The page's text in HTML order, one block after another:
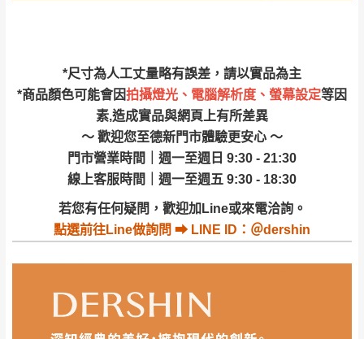
*尺寸為人工丈量略有誤差，請以實品為主
*商品顏色可能會因拍攝燈光、電腦解析度、螢幕設定等因
素,造成實品與網頁上有所差異
～ 歡迎您至德新門市體驗更安心 ～
門市營業時間｜週一至週日 9:30 - 21:30
線上客服時間｜週一至週五 9:30 - 18:30
若您有任何疑問，歡迎加Line或來電洽詢。
點選前往Line做詢問 ⮕ LINE ID：＠dershin
NT$500元
＊A108產品另收運費
安鄉、大湖鄉、頭
屋、獅潭鄉
配送天數：5~14天
到貨時間：指定送貨日當天以電話聯絡確認
｜周（一）配送部門固定公休無送貨｜
台北市、新北市地區固定每周(三)、(日)兩天收送貨
暫無配送地區：彰化、南投、雲林、嘉義、台南、高
雄、屏東、宜蘭、 花蓮、台東、金門、馬祖、澎湖地區
發票寄送：
若您選擇三聯式或索取兩聯式發票，發票將於商品
完成出貨15個工作天另行寄出，另外約加上2~7個
工作天內送達，如遇國定假日將順延寄送。
退換貨說明：
若收到不良品，請於到貨日起七日內通知本
公司客服人員，我們將為您更換新品，運費
皆由本站負責，所有退回及換貨之商品必須
是全新狀態且完整包裝，床墊、床包、枕頭
包裝、廠商紙及所有附隨文件或資料之完整